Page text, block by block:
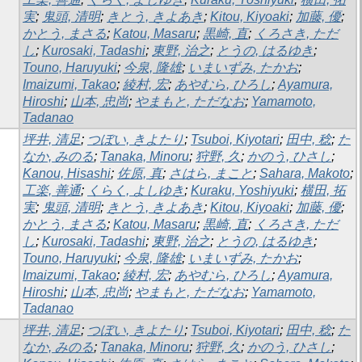
実; 鬼頭, 清明; きとう, きよあき; Kitou, Kiyoaki; 加藤, 優;
かとう, まさる; Katou, Masaru; 黒崎, 直; くろさき, ただ
し; Kurosaki, Tadashi; 東野, 治之; とうの, はるゆき;
Touno, Haruyuki; 今泉, 隆雄; いまいずみ, たかお;
Imaizumi, Takao; 綾村, 宏; あやむら, ひろし; Ayamura,
Hiroshi; 山本, 忠尚; やまもと, ただなお; Yamamoto,
Tadanao
坪井, 清足; つぼい, きよたり; Tsuboi, Kiyotari; 田中, 稔; た
なか, みのる; Tanaka, Minoru; 狩野, 久; かのう, ひさし;
Kanou, Hisashi; 佐原, 真; さはら, まこと; Sahara, Makoto;
工楽, 善通; くらく, よしゆき; Kuraku, Yoshiyuki; 横田, 拓
実; 鬼頭, 清明; きとう, きよあき; Kitou, Kiyoaki; 加藤, 優;
かとう, まさる; Katou, Masaru; 黒崎, 直; くろさき, ただ
し; Kurosaki, Tadashi; 東野, 治之; とうの, はるゆき;
Touno, Haruyuki; 今泉, 隆雄; いまいずみ, たかお;
Imaizumi, Takao; 綾村, 宏; あやむら, ひろし; Ayamura,
Hiroshi; 山本, 忠尚; やまもと, ただなお; Yamamoto,
Tadanao
坪井, 清足; つぼい, きよたり; Tsuboi, Kiyotari; 田中, 稔; た
なか, みのる; Tanaka, Minoru; 狩野, 久; かのう, ひさし;